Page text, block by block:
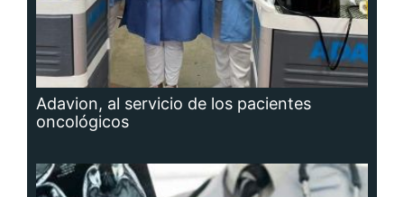
Adavion, al servicio de los pacientes
oncológicos